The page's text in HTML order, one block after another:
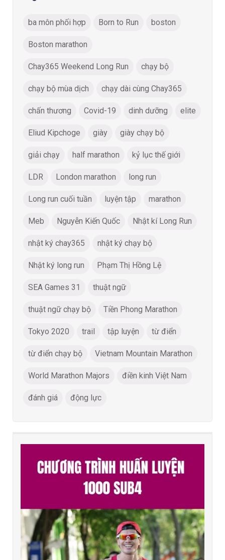
ba môn phối hợp Born to Run boston
Boston marathon
Chay365 Weekend Long Run chạy bộ
chạy bộ mùa dịch chạy dài cùng Chay365
chấn thương Covid-19 dinh dưỡng elite
Eliud Kipchoge giày giày chạy bộ
giải chạy half marathon kỷ lục thế giới
LDR London marathon long run
Long run cuối tuần luyện tập marathon
Meb Nguyễn Kiến Quốc Nhật kí Long Run
nhật ký chay365 nhật ký chạy bộ
Nhật ký long run Phạm Thị Hồng Lệ
SEA Games 31 thuật ngữ
thuật ngữ chạy bộ Tiền Phong Marathon
Tokyo 2020 trail tập luyện từ điển
từ điển chạy bộ Vietnam Mountain Marathon
World Marathon Majors điền kinh Việt Nam
đánh giá động lực